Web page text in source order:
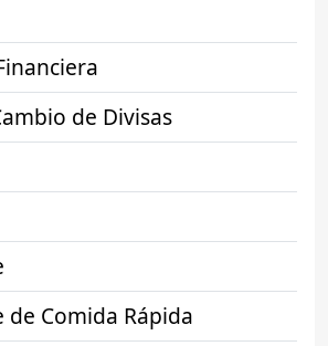
de Divisas
de Comida Rápida